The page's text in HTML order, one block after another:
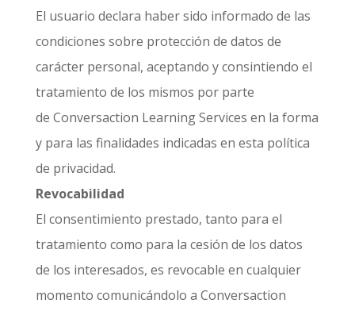
El usuario declara haber sido informado de las
condiciones sobre protección de datos de
carácter personal, aceptando y consintiendo el
tratamiento de los mismos por parte
de Conversaction Learning Services en la forma
y para las finalidades indicadas en esta política
de privacidad.
Revocabilidad
El consentimiento prestado, tanto para el
tratamiento como para la cesión de los datos
de los interesados, es revocable en cualquier
momento comunicándolo a Conversaction